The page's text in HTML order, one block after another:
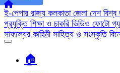
ই-পেপার রাজ্য কলকাতা জেলা দেশ বিশ্ব
প্রযুক্তি শিক্ষা ও চাকরি ভিডিও ফোটো
সাফল্যের কাহিনী সাহিত্য ও সংস্কৃতি
🏠︎